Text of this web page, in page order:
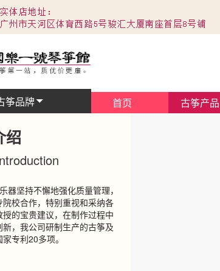
筝品牌 首页 古筝产品
绍
坚持不懈地强化质量管理，
院校合作，特别重视和采纳各
授的宝贵建议，在制作过程中
，我公司研制生产的古筝及
专利20多项。